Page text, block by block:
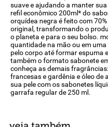
suave e ajudando a manter
refil econômico 200ml* do
orquídea negra é feito com
original, transformando o
o planeta e para o seu bolso.
quantidade na mão ou em
pelo corpo até formar espuma
também o formato sabonete
conheça as demais
francesas e gardênia e óleo
sua pele com os sabonetes
garrafa regular de 250 ml.